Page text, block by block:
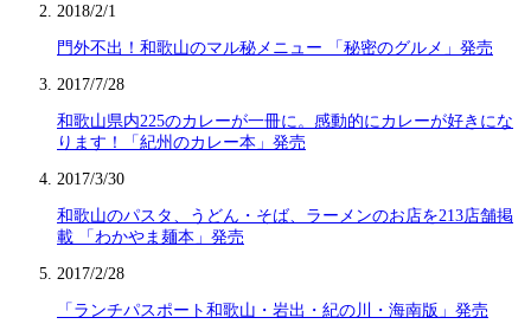
2018/2/1
門外不出！和歌山のマル秘メニュー 「秘密のグルメ」発売
2017/7/28
和歌山県内225のカレーが一冊に。感動的にカレーが好きにな
ります！「紀州のカレー本」発売
2017/3/30
和歌山のパスタ、うどん・そば、ラーメンのお店を213店舗掲
載 「わかやま麺本」発売
2017/2/28
「ランチパスポート和歌山・岩出・紀の川・海南版」発売